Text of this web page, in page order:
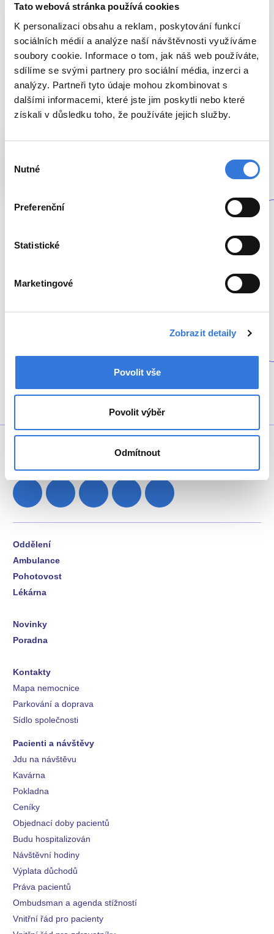
Tato webová stránka používá cookies
K personalizaci obsahu a reklam, poskytování funkcí
sociálních médií a analýze naší návštěvnosti využíváme
soubory cookie. Informace o tom, jak náš web používáte,
sdílíme se svými partnery pro sociální média, inzerci a
analýzy. Partneři tyto údaje mohou zkombinovat s
dalšími informacemi, které jste jim poskytli nebo které
získali v důsledku toho, že používáte jejich služby.
souhlasu
Nutné
Preferenční
Statistické
Marketingové
Zobrazit detaily
Povolit vše
Povolit výběr
Odmítnout
Hodnocení maminek
Ráda bych touto cestou ze srdce poděkovala
oddělení pod vedením paní primářky Hlaváčkové
za mimořádnou péči, které se mi dostalo během
Oddělení
Ambulance
Pohotovost
Lékárna
Novinky
Poradna
Kontakty
Mapa nemocnice
Parkování a doprava
Sídlo společnosti
Pacienti a návštěvy
Jdu na návštěvu
Kavárna
Pokladna
Ceníky
Objednací doby pacientů
Budu hospitalizován
Návštěvní hodiny
Výplata důchodů
Práva pacientů
Ombudsman a agenda stížností
Vnitřní řád pro pacienty